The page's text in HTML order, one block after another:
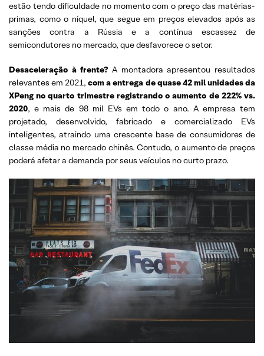
estão tendo dificuldade no momento com o preço das matérias-
primas, como o níquel, que segue em preços elevados após as
sanções contra a Rússia e a contínua escassez de
semicondutores no mercado, que desfavorece o setor.
Desaceleração à frente? A montadora apresentou resultados
relevantes em 2021,com a entrega de quase 42 mil unidades da
XPeng no quarto trimestre registrando o aumento de 222% vs.
2020, e mais de 98 mil EVs em todo o ano. A empresa tem
projetado, desenvolvido, fabricado e comercializado EVs
inteligentes, atraindo uma crescente base de consumidores de
classe média no mercado chinês. Contudo, o aumento de preços
poderá afetar a demanda por seus veículos no curto prazo.